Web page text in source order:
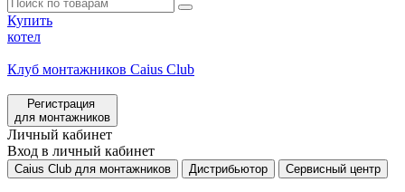
Купить
котел
Клуб монтажников Caius Club
Регистрация
для монтажников
Личный кабинет
Вход в личный кабинет
Caius Club для монтажников Дистрибьютор Сервисный центр